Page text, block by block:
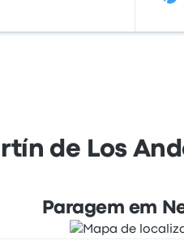
de Los
Paragem em